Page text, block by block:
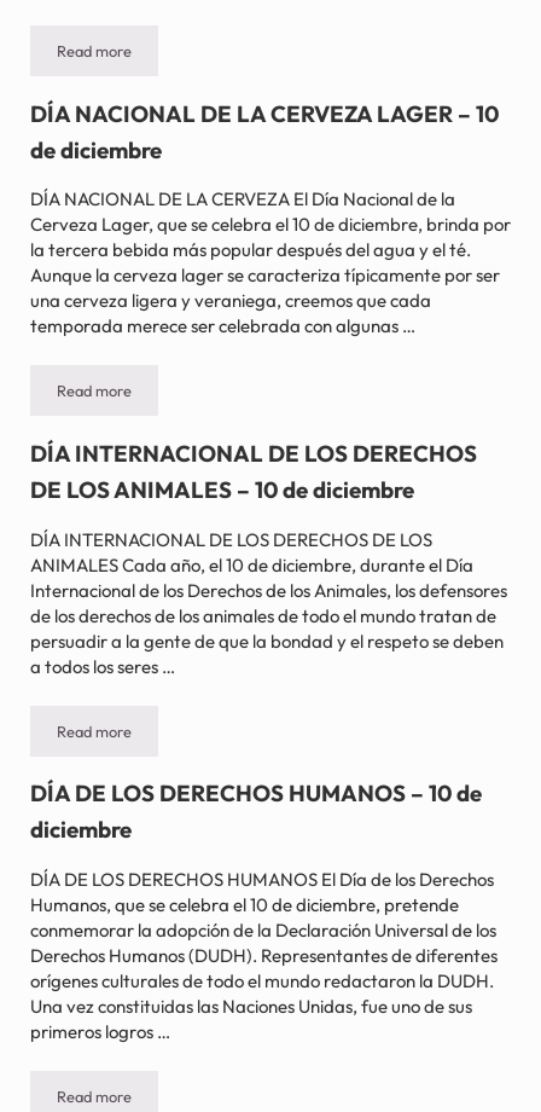
Read moreDÍA DE LOS DERECHOS HUMANOS – 10 de diciembre
DÍA NACIONAL DE LA CERVEZA LAGER – 10
de diciembre
DÍA NACIONAL DE LA CERVEZA El Día Nacional de la
Cerveza Lager, que se celebra el 10 de diciembre, brinda por
la tercera bebida más popular después del agua y el té.
Aunque la cerveza lager se caracteriza típicamente por ser
una cerveza ligera y veraniega, creemos que cada
temporada merece ser celebrada con algunas …
Read moreDÍA NACIONAL DE LA CERVEZA LAGER – 10 de diciembre
DÍA INTERNACIONAL DE LOS DERECHOS
DE LOS ANIMALES – 10 de diciembre
DÍA INTERNACIONAL DE LOS DERECHOS DE LOS
ANIMALES Cada año, el 10 de diciembre, durante el Día
Internacional de los Derechos de los Animales, los defensores
de los derechos de los animales de todo el mundo tratan de
persuadir a la gente de que la bondad y el respeto se deben
a todos los seres …
Read moreDÍA INTERNACIONAL DE LOS DERECHOS DE LOS ANIMALES –
DÍA DE LOS DERECHOS HUMANOS – 10 de
diciembre
DÍA DE LOS DERECHOS HUMANOS El Día de los Derechos
Humanos, que se celebra el 10 de diciembre, pretende
conmemorar la adopción de la Declaración Universal de los
Derechos Humanos (DUDH). Representantes de diferentes
orígenes culturales de todo el mundo redactaron la DUDH.
Una vez constituidas las Naciones Unidas, fue uno de sus
primeros logros …
Read moreDÍA DE LOS DERECHOS HUMANOS – 10 de diciembre